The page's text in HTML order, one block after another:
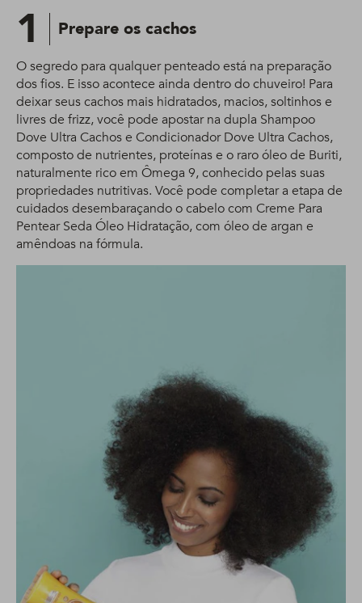
1 Prepare os cachos
O segredo para qualquer penteado está na preparação
dos fios. E isso acontece ainda dentro do chuveiro! Para
deixar seus cachos mais hidratados, macios, soltinhos e
livres de frizz, você pode apostar na dupla Shampoo
Dove Ultra Cachos e Condicionador Dove Ultra Cachos,
composto de nutrientes, proteínas e o raro óleo de Buriti,
naturalmente rico em Ômega 9, conhecido pelas suas
propriedades nutritivas. Você pode completar a etapa de
cuidados desembaraçando o cabelo com Creme Para
Pentear Seda Óleo Hidratação, com óleo de argan e
amêndoas na fórmula.